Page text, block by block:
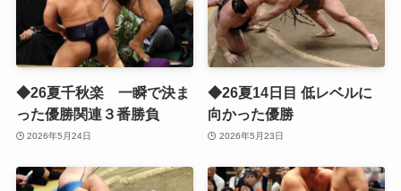
◆26夏千秋楽 一瞬で決ま
った優勝関連３番勝負
2026年5月24日
◆26夏14日目 低レベルに
向かった優勝
2026年5月23日